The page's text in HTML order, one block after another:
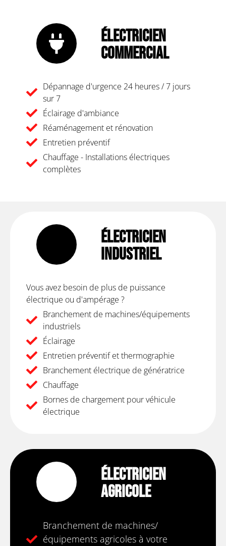
Électricien
Commercial
Dépannage d'urgence 24 heures / 7 jours
sur 7
Éclairage d'ambiance
Réaménagement et rénovation
Entretien préventif
Chauffage - Installations électriques
complètes
Électricien
Industriel
Vous avez besoin de plus de puissance
électrique ou d'ampérage ?
Branchement de machines/équipements
industriels
Éclairage
Entretien préventif et thermographie
Branchement électrique de génératrice
Chauffage
Bornes de chargement pour véhicule
électrique
Électricien
Agricole
Branchement de machines/
équipements agricoles à votre